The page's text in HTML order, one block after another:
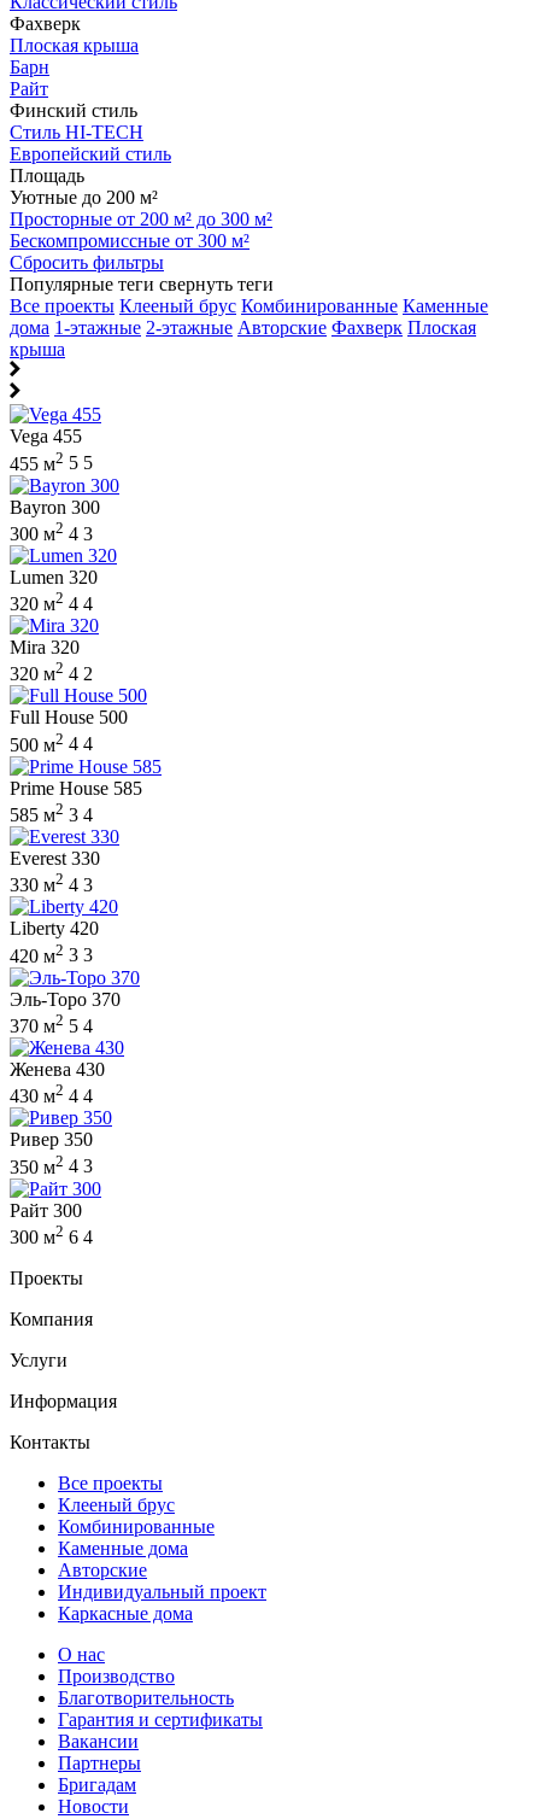
Фахверк
Плоская крыша
Барн
Райт
Финский стиль
Стиль HI-TECH
Европейский стиль
Площадь
Уютные до 200 м²
Просторные от 200 м² до 300 м²
Бескомпромиссные от 300 м²
Сбросить фильтры
Популярные теги свернуть теги
Все проекты Клееный брус Комбинированные Каменные
дома 1-этажные 2-этажные Авторские Фахверк Плоская
крыша
Vega 455
455 м2 5 5
Bayron 300
300 м2 4 3
Lumen 320
320 м2 4 4
Mira 320
320 м2 4 2
Full House 500
500 м2 4 4
Prime House 585
585 м2 3 4
Everest 330
330 м2 4 3
Liberty 420
420 м2 3 3
Эль-Торо 370
370 м2 5 4
Женева 430
430 м2 4 4
Ривер 350
350 м2 4 3
Райт 300
300 м2 6 4
Проекты
Компания
Услуги
Информация
Контакты
Все проекты
Клееный брус
Комбинированные
Каменные дома
Авторские
Индивидуальный проект
Каркасные дома
О нас
Производство
Благотворительность
Гарантия и сертификаты
Вакансии
Партнеры
Бригадам
Новости